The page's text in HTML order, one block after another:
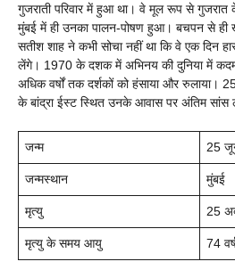
गुजराती परिवार में हुआ था। वे मूल रूप से
मुंबई में ही उनका पालन-पोषण हुआ। बचपन से
सतीश शाह ने कभी सोचा नहीं था कि वे एक दिन
लेंगे। 1970 के दशक में अभिनय की दुनिया में
अधिक वर्षों तक दर्शकों को हंसाया और रुलाया।
के बांद्रा ईस्ट स्थित उनके आवास पर अंतिम सांस
जन्म 25
जन्मस्थान मुंबई
मृत्यु 25
मृत्यु के समय आयु 74